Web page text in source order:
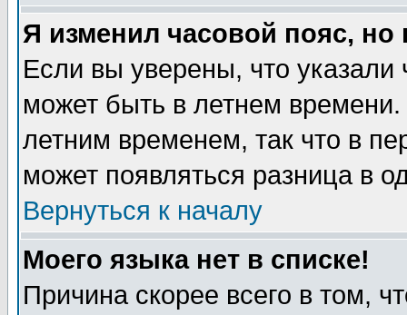
Я изменил часовой пояс,
Если вы уверены, что указали
может быть в летнем
летним временем, так что в
может появляться разница в
Вернуться к началу
Моего языка нет в списке!
Причина скорее всего в том,